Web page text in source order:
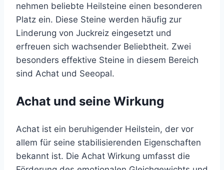
nehmen beliebte Heilsteine einen besonderen
Platz ein. Diese Steine werden häufig zur
Linderung von Juckreiz eingesetzt und
erfreuen sich wachsender Beliebtheit. Zwei
besonders effektive Steine in diesem Bereich
sind Achat und Seeopal.
Achat und seine Wirkung
Achat ist ein beruhigender Heilstein, der vor
allem für seine stabilisierenden Eigenschaften
bekannt ist. Die Achat Wirkung umfasst die